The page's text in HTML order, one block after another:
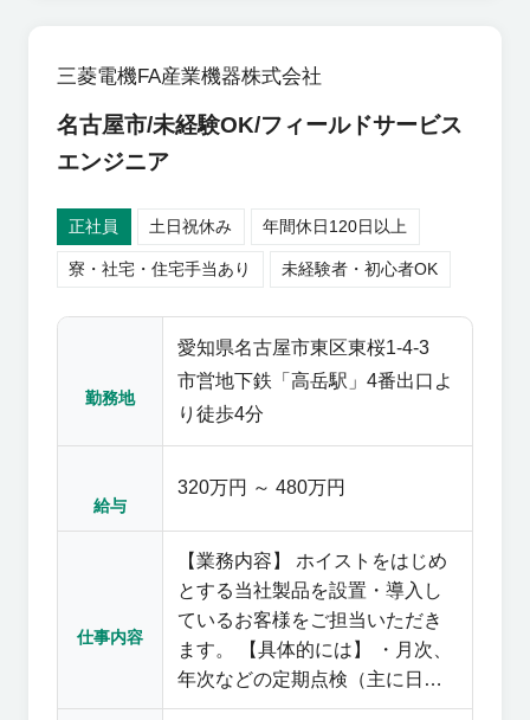
もある重量物を持ちあげて移動
全性が求められる機械です。 操
る・暴走しないよう配慮した制
を考えた感覚的な制御設計を行
のが製品化された際や、改善に
より作業効率の向上に貢献でき
た際に非常に大きなやりがいを
感じることができます。 ◎全国
エリア管轄のため、出張を伴う
て2～3年程度となり、納期が長
いため、残業時間は月20時間程
度と少なめです。 ◎国内外で評
価を得ている当社の製品をさら
に広めるべく、開発業務の強化
三菱電機FA産業機器株式会社
名古屋市/未経験OK/フィールドサービス
エンジニア
正社員 土日祝休み 年間休日120日以上
寮・社宅・住宅手当あり 未経験者・初心者OK
勤務地
愛知県名古屋市東区東桜1-4-3
市営地下鉄「高岳駅」4番出口よ
り徒歩4分
給与
320万円 ～ 480万円
仕事内容
【業務内容】 ホイストをはじめ
とする当社製品を設置・導入し
ているお客様をご担当いただき
ます。 【具体的には】 ・月次、
年次などの定期点検（主に日帰
り出張） ・点検に伴う修理、部